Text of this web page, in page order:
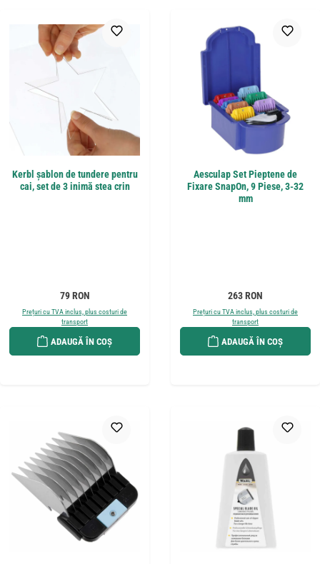
Kerbl șablon de tundere pentru
cai, set de 3 inimă stea crin
Preț obișnuit:
79 RON
Prețuri cu TVA inclus, plus costuri de
transport
ADAUGĂ ÎN COȘ
Aesculap Set Pieptene de
Fixare SnapOn, 9 Piese, 3-32
mm
Preț obișnuit:
263 RON
Prețuri cu TVA inclus, plus costuri de
transport
ADAUGĂ ÎN COȘ